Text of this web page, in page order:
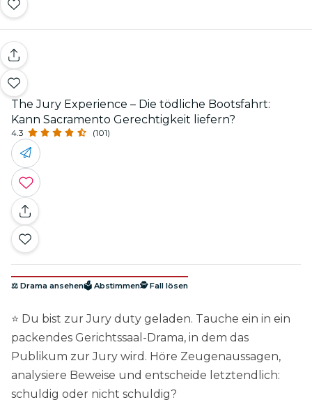
The Jury Experience – Die tödliche Bootsfahrt:
Kann Sacramento Gerechtigkeit liefern?
4.3 (101)
⚖️ Drama ansehen🗳️ Abstimmen🕵️ Fall lösen
⭐ Du bist zur Jury duty geladen. Tauche ein in ein
packendes Gerichtssaal-Drama, in dem das
Publikum zur Jury wird. Höre Zeugenaussagen,
analysiere Beweise und entscheide letztendlich:
schuldig oder nicht schuldig?